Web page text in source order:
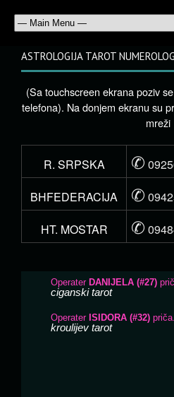
ASTROLOGIJA TAROT
(Sa touchscreen ekrana poziv
telefona). Na donjem ekranu su
mreži
R. SRPSKA ✆
BHFEDERACIJA
✆
HT. MOSTAR
✆